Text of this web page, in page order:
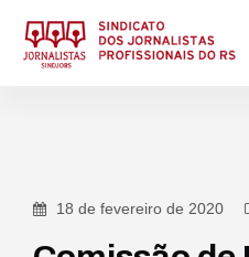
18 de fevereiro de 2020